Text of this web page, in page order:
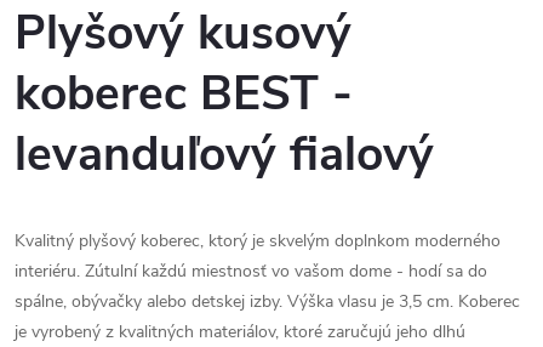
Plyšový kusový
koberec BEST -
levanduľový fialový
Kvalitný plyšový koberec, ktorý je skvelým doplnkom moderného
interiéru. Zútulní každú miestnosť vo vašom dome - hodí sa do
spálne, obývačky alebo detskej izby. Výška vlasu je 3,5 cm. Koberec
je vyrobený z kvalitných materiálov, ktoré zaručujú jeho dlhú